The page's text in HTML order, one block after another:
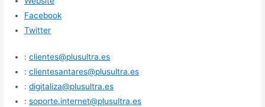
Facebook
Twitter
:clientes@plusultra.es
:clientesantares@plusultra.es
:digitaliza@plusultra.es
:soporte.internet@plusultra.es